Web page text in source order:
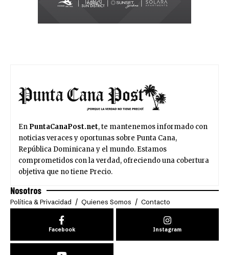
En PuntaCanaPost.net, te mantenemos informado con
noticias veraces y oportunas sobre Punta Cana,
República Dominicana y el mundo. Estamos
comprometidos con la verdad, ofreciendo una cobertura
objetiva que no tiene Precio.
Nosotros
Política & Privacidad Quienes Somos Contacto
Facebook Instagram